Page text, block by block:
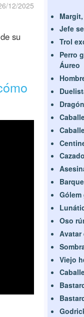
12/2025
su
Jefe
Trol
Perro
Áureo
Gólem
Oso
Avatar
Viejo